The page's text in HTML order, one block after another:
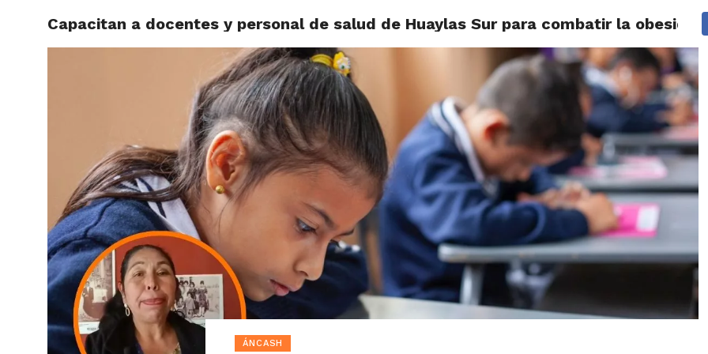
ACTUALIDAD HUARAZ ÁNCASH TÚ ELIGES 2026 POLICIALES
Capacitan a docentes y personal de salud de Huaylas Sur para combatir la obesidad
ÁNCASH